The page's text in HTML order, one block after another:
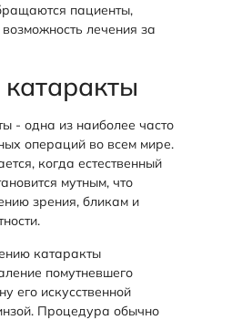
пациенты,
лечения за
- одна из наиболее часто
операций во всем мире.
когда естественный
мутным, что
зрения, бликам и
катаракты
помутневшего
его искусственной
Процедура обычно